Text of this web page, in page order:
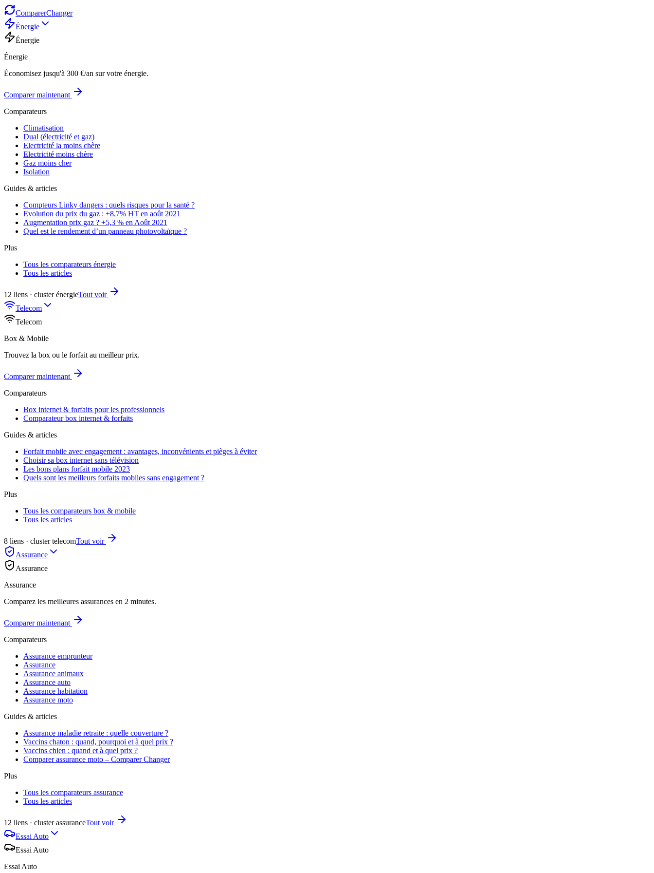
ComparerChanger
Énergie
Énergie
Énergie
Économisez jusqu'à 300 €/an sur votre énergie.
Comparer maintenant
Comparateurs
Climatisation
Dual (électricité et gaz)
Electricité la moins chère
Electricité moins chère
Gaz moins cher
Isolation
Guides & articles
Compteurs Linky dangers : quels risques pour la santé ?
Evolution du prix du gaz : +8,7% HT en août 2021
Augmentation prix gaz ? +5,3 % en Août 2021
Quel est le rendement d’un panneau photovoltaïque ?
Plus
Tous les comparateurs énergie
Tous les articles
12 liens · cluster énergieTout voir
Telecom
Telecom
Box & Mobile
Trouvez la box ou le forfait au meilleur prix.
Comparer maintenant
Comparateurs
Box internet & forfaits pour les professionnels
Comparateur box internet & forfaits
Guides & articles
Forfait mobile avec engagement : avantages, inconvénients et pièges à éviter
Choisir sa box internet sans télévision
Les bons plans forfait mobile 2023
Quels sont les meilleurs forfaits mobiles sans engagement ?
Plus
Tous les comparateurs box & mobile
Tous les articles
8 liens · cluster telecomTout voir
Assurance
Assurance
Assurance
Comparez les meilleures assurances en 2 minutes.
Comparer maintenant
Comparateurs
Assurance emprunteur
Assurance
Assurance animaux
Assurance auto
Assurance habitation
Assurance moto
Guides & articles
Assurance maladie retraite : quelle couverture ?
Vaccins chaton : quand, pourquoi et à quel prix ?
Vaccins chien : quand et à quel prix ?
Comparer assurance moto – Comparer Changer
Plus
Tous les comparateurs assurance
Tous les articles
12 liens · cluster assuranceTout voir
Essai Auto
Essai Auto
Essai Auto